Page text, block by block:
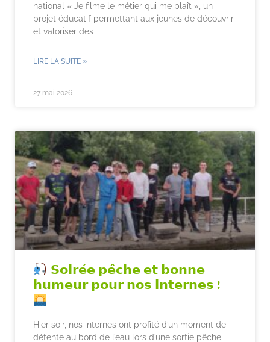
national « Je filme le métier qui me plaît », un
projet éducatif permettant aux jeunes de découvrir
et valoriser des
LIRE LA SUITE »
27 mai 2026
𝗦𝗼𝗶𝗿𝗲́𝗲 𝗽𝗲̂𝗰𝗵𝗲 𝗲𝘁 𝗯𝗼𝗻𝗻𝗲
𝗵𝘂𝗺𝗲𝘂𝗿 𝗽𝗼𝘂𝗿 𝗻𝗼𝘀 𝗶𝗻𝘁𝗲𝗿𝗻𝗲𝘀 !
Hier soir, nos internes ont profité d’un moment de
détente au bord de l’eau lors d’une sortie pêche